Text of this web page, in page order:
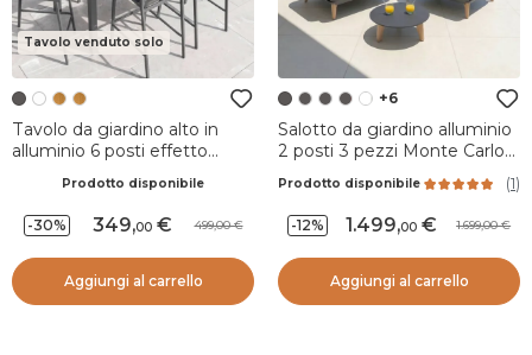
Tavolo venduto solo
Tavolo da giardino alto in
alluminio 6 posti effetto
Murano Grigio antracite
Prodotto disponibile
-30% 349,00 499,00
Aggiungi al carrello
+6
Salotto da giardino alluminio
2 posti 3 pezzi Monte Carlo
Prodotto disponibile (1)
-12% 1.499,00 1.699,00
Aggiungi al carrello